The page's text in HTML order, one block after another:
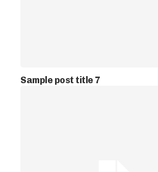
Sample post title 7